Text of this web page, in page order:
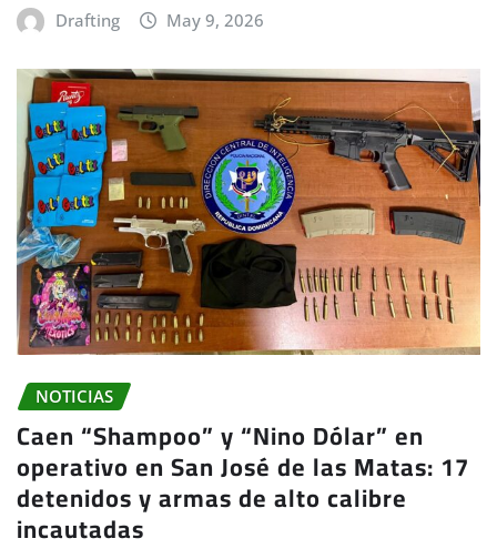
Drafting May 9, 2026
NOTICIAS
Caen “Shampoo” y “Nino Dólar” en
operativo en San José de las Matas: 17
detenidos y armas de alto calibre
incautadas